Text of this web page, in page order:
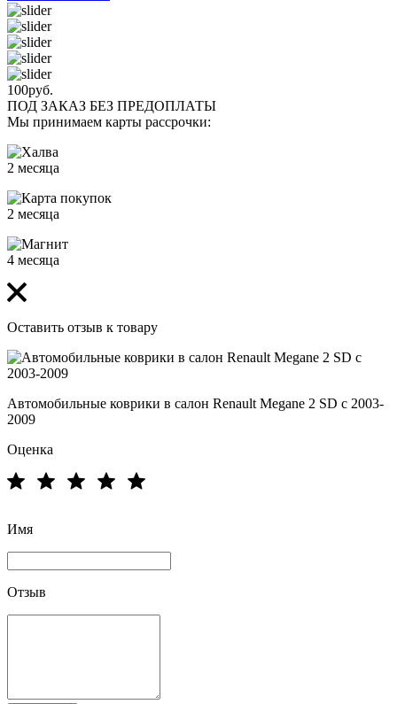
100руб.
ПОД ЗАКАЗ БЕЗ ПРЕДОПЛАТЫ
Мы принимаем карты рассрочки:
2 месяца
2 месяца
4 месяца
Оставить отзыв к товару
Автомобильные коврики в салон Renault Megane 2 SD с 2003-
2009
Оценка
Имя
Отзыв